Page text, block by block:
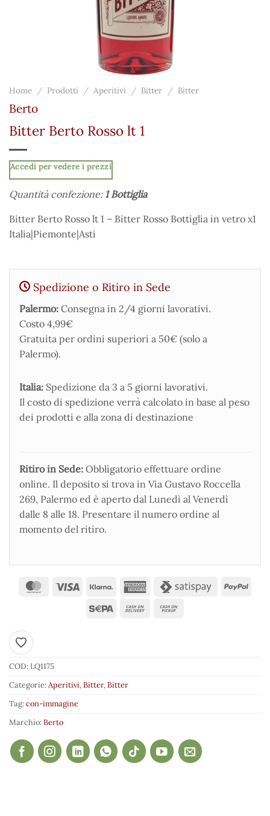
Home / Prodotti / Aperitivi / Bitter / Bitter
Berto
Bitter Berto Rosso lt 1
Accedi per vedere i prezzi
Quantità confezione: 1 Bottiglia
Bitter Berto Rosso lt 1 – Bitter Rosso Bottiglia in vetro x1
Italia|Piemonte|Asti
Spedizione o Ritiro in Sede
Palermo: Consegna in 2/4 giorni lavorativi.
Costo 4,99€
Gratuita per ordini superiori a 50€ (solo a
Palermo).
Italia: Spedizione da 3 a 5 giorni lavorativi.
Il costo di spedizione verrà calcolato in base al peso
dei prodotti e alla zona di destinazione
Ritiro in Sede: Obbligatorio effettuare ordine
online. Il deposito si trova in Via Gustavo Roccella
269, Palermo ed è aperto dal Lunedì al Venerdì
dalle 8 alle 18. Presentare il numero ordine al
momento del ritiro.
Aggiungi ai preferiti
COD:LQ1175
Categorie:Aperitivi,Bitter,Bitter
Tag:con-immagine
Marchio:Berto